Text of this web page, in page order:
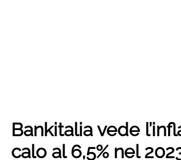
Bankitalia vede
calo al 6,5% nel